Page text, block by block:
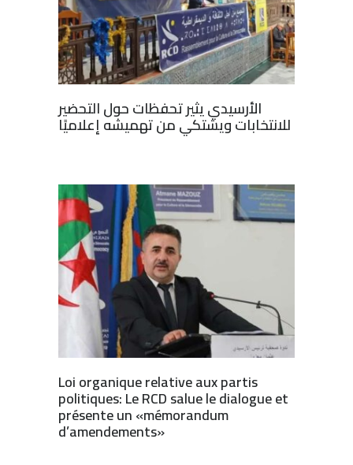
الأرسيدي يثير تحفظات حول التحضير
للانتخابات ويشتكي من تهميشه إعلاميًا
Loi organique relative aux partis
politiques: Le RCD salue le dialogue et
présente un «mémorandum
d’amendements»